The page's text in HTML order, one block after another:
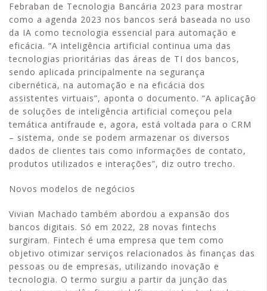
Febraban de Tecnologia Bancária 2023 para mostrar
como a agenda 2023 nos bancos será baseada no uso
da IA como tecnologia essencial para automação e
eficácia. “A inteligência artificial continua uma das
tecnologias prioritárias das áreas de TI dos bancos,
sendo aplicada principalmente na segurança
cibernética, na automação e na eficácia dos
assistentes virtuais”, aponta o documento. “A aplicação
de soluções de inteligência artificial começou pela
temática antifraude e, agora, está voltada para o CRM
– sistema, onde se podem armazenar os diversos
dados de clientes tais como informações de contato,
produtos utilizados e interações”, diz outro trecho.
Novos modelos de negócios
Vivian Machado também abordou a expansão dos
bancos digitais. Só em 2022, 28 novas fintechs
surgiram. Fintech é uma empresa que tem como
objetivo otimizar serviços relacionados às finanças das
pessoas ou de empresas, utilizando inovação e
tecnologia. O termo surgiu a partir da junção das